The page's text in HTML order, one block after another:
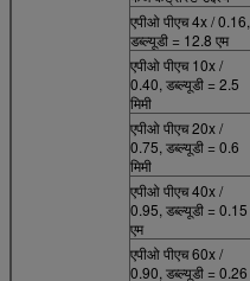
एपीओ पीएच 4x / 0.16,
डब्ल्यूडी = 12.8 एम
एपीओ पीएच 10x /
0.40, डब्ल्यूडी = 2.5
मिमी
एपीओ पीएच 20x /
0.75, डब्ल्यूडी = 0.6
मिमी
एपीओ पीएच 40x /
0.95, डब्ल्यूडी = 0.15
एम
एपीओ पीएच 60x /
0.90, डब्ल्यूडी = 0.26